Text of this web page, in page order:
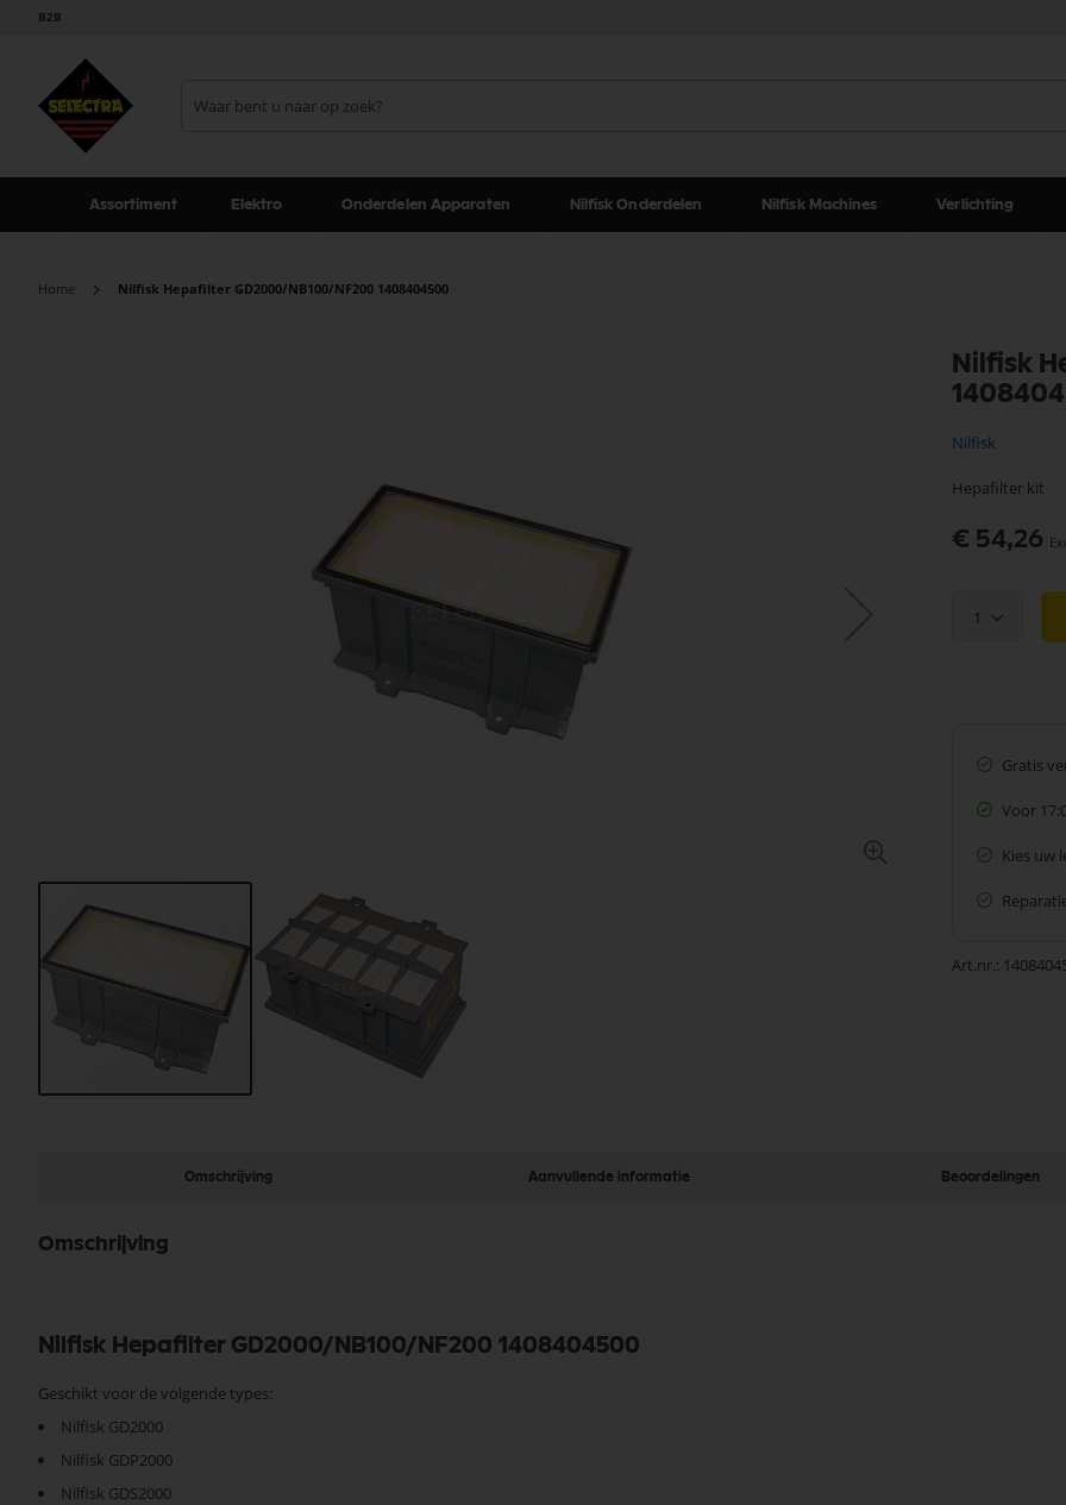
B2B
Assortiment Elektro Onderdelen Apparaten Nilfisk Onderdelen Nilfisk Machines Verlichting
Home Nilfisk Hepafilter GD2000/NB100/NF200 1408404500
Nilfisk
Nilfisk
Hepafilter kit
€ 54,26
1
Gratis
Voor
Kies uw
Art.nr.
afbeeldingen-
gallerij
Omschrijving Aanvullende informatie Beoordelingen
Omschrijving
Nilfisk Hepafilter GD2000/NB100/NF200 1408404500
Geschikt voor de volgende types:
Nilfisk GD2000
Nilfisk GDP2000
Nilfisk GDS2000